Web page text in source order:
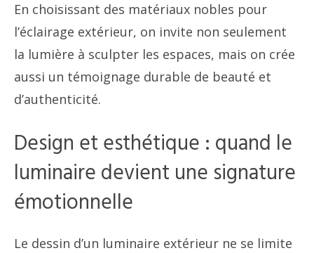
En choisissant des matériaux nobles pour
l’éclairage extérieur, on invite non seulement
la lumière à sculpter les espaces, mais on crée
aussi un témoignage durable de beauté et
d’authenticité.
Design et esthétique : quand le
luminaire devient une signature
émotionnelle
Le dessin d’un luminaire extérieur ne se limite